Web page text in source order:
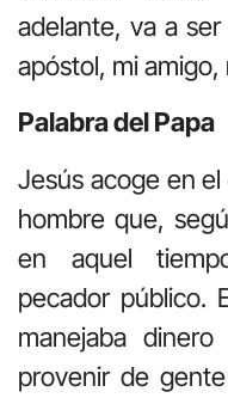
adelante, va a
apóstol, mi
Palabra del Papa
Jesús acoge en
hombre que,
en aquel
pecador público.
manejaba
provenir de